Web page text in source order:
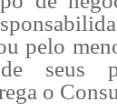
pelo
seus
o